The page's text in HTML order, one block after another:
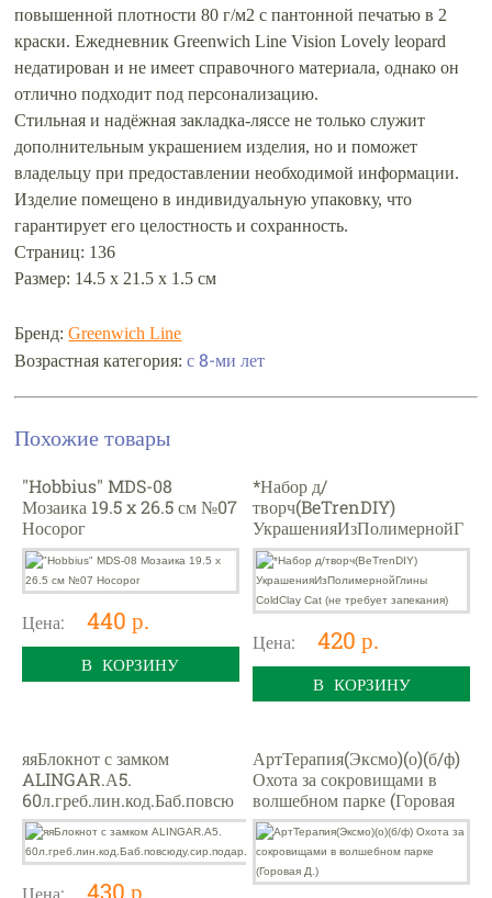
повышенной плотности 80 г/м2 с пантонной печатью в 2
краски. Ежедневник Greenwich Line Vision Lovely leopard
недатирован и не имеет справочного материала, однако он
отлично подходит под персонализацию.
Стильная и надёжная закладка-ляссе не только служит
дополнительным украшением изделия, но и поможет
владельцу при предоставлении необходимой информации.
Изделие помещено в индивидуальную упаковку, что
гарантирует его целостность и сохранность.
Страниц: 136
Размер: 14.5 х 21.5 х 1.5 см
Бренд:Greenwich Line
Возрастная категория:с 8-ми лет
Похожие товары
"Hobbius" MDS-08
Мозаика 19.5 x 26.5 см №07
Носорог
Цена: 440 р.
В КОРЗИНУ
*Набор д/
творч(BeTrenDIY)
УкрашенияИзПолимернойГ
лины ColdClay Cat (не
требует запекания)
Цена: 420 р.
В КОРЗИНУ
яяБлокнот с замком
ALINGAR.А5.
60л.греб.лин.код.Баб.повсю
ду.сир.подар.уп
Цена: 430 р.
АртТерапия(Эксмо)(о)(б/ф)
Охота за сокровищами в
волшебном парке (Горовая
Д.)